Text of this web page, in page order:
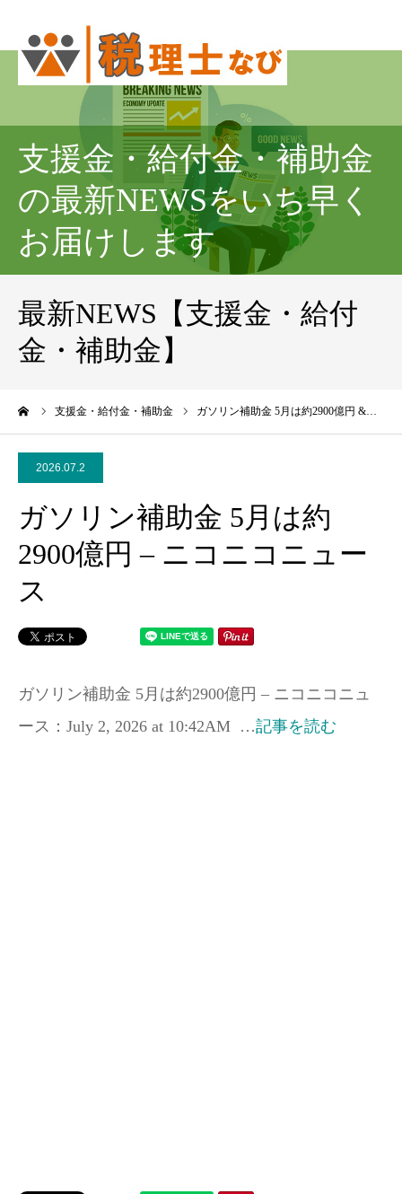
支援金・給付金・補助金
の最新NEWSをいち早く
お届けします
最新NEWS【支援金・給付
金・補助金】
支援金・給付金・補助金 ガソリン補助金 5月は約2900億円 &…
2026.07.2
ガソリン補助金 5月は約
2900億円 – ニコニコニュー
ス
ガソリン補助金 5月は約2900億円 – ニコニコニュ
ース：July 2, 2026 at 10:42AM …記事を読む